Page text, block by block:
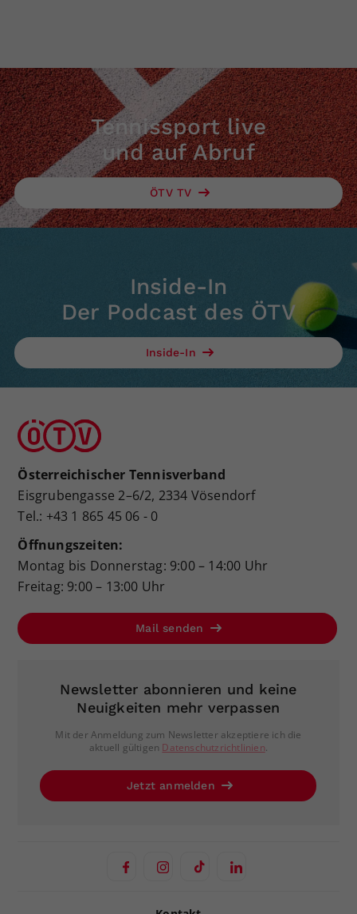
Tennissport live
und auf Abruf
ÖTV TV
Inside-In
Der Podcast des ÖTV
Inside-In
Österreichischer Tennisverband
Eisgrubengasse 2–6/2, 2334 Vösendorf
Tel.: +43 1 865 45 06 - 0
Öffnungszeiten:
Montag bis Donnerstag: 9:00 – 14:00 Uhr
Freitag: 9:00 – 13:00 Uhr
Mail senden
Newsletter abonnieren und keine
Neuigkeiten mehr verpassen
Mit der Anmeldung zum Newsletter akzeptiere ich die
aktuell gültigen Datenschutzrichtlinien.
Jetzt anmelden